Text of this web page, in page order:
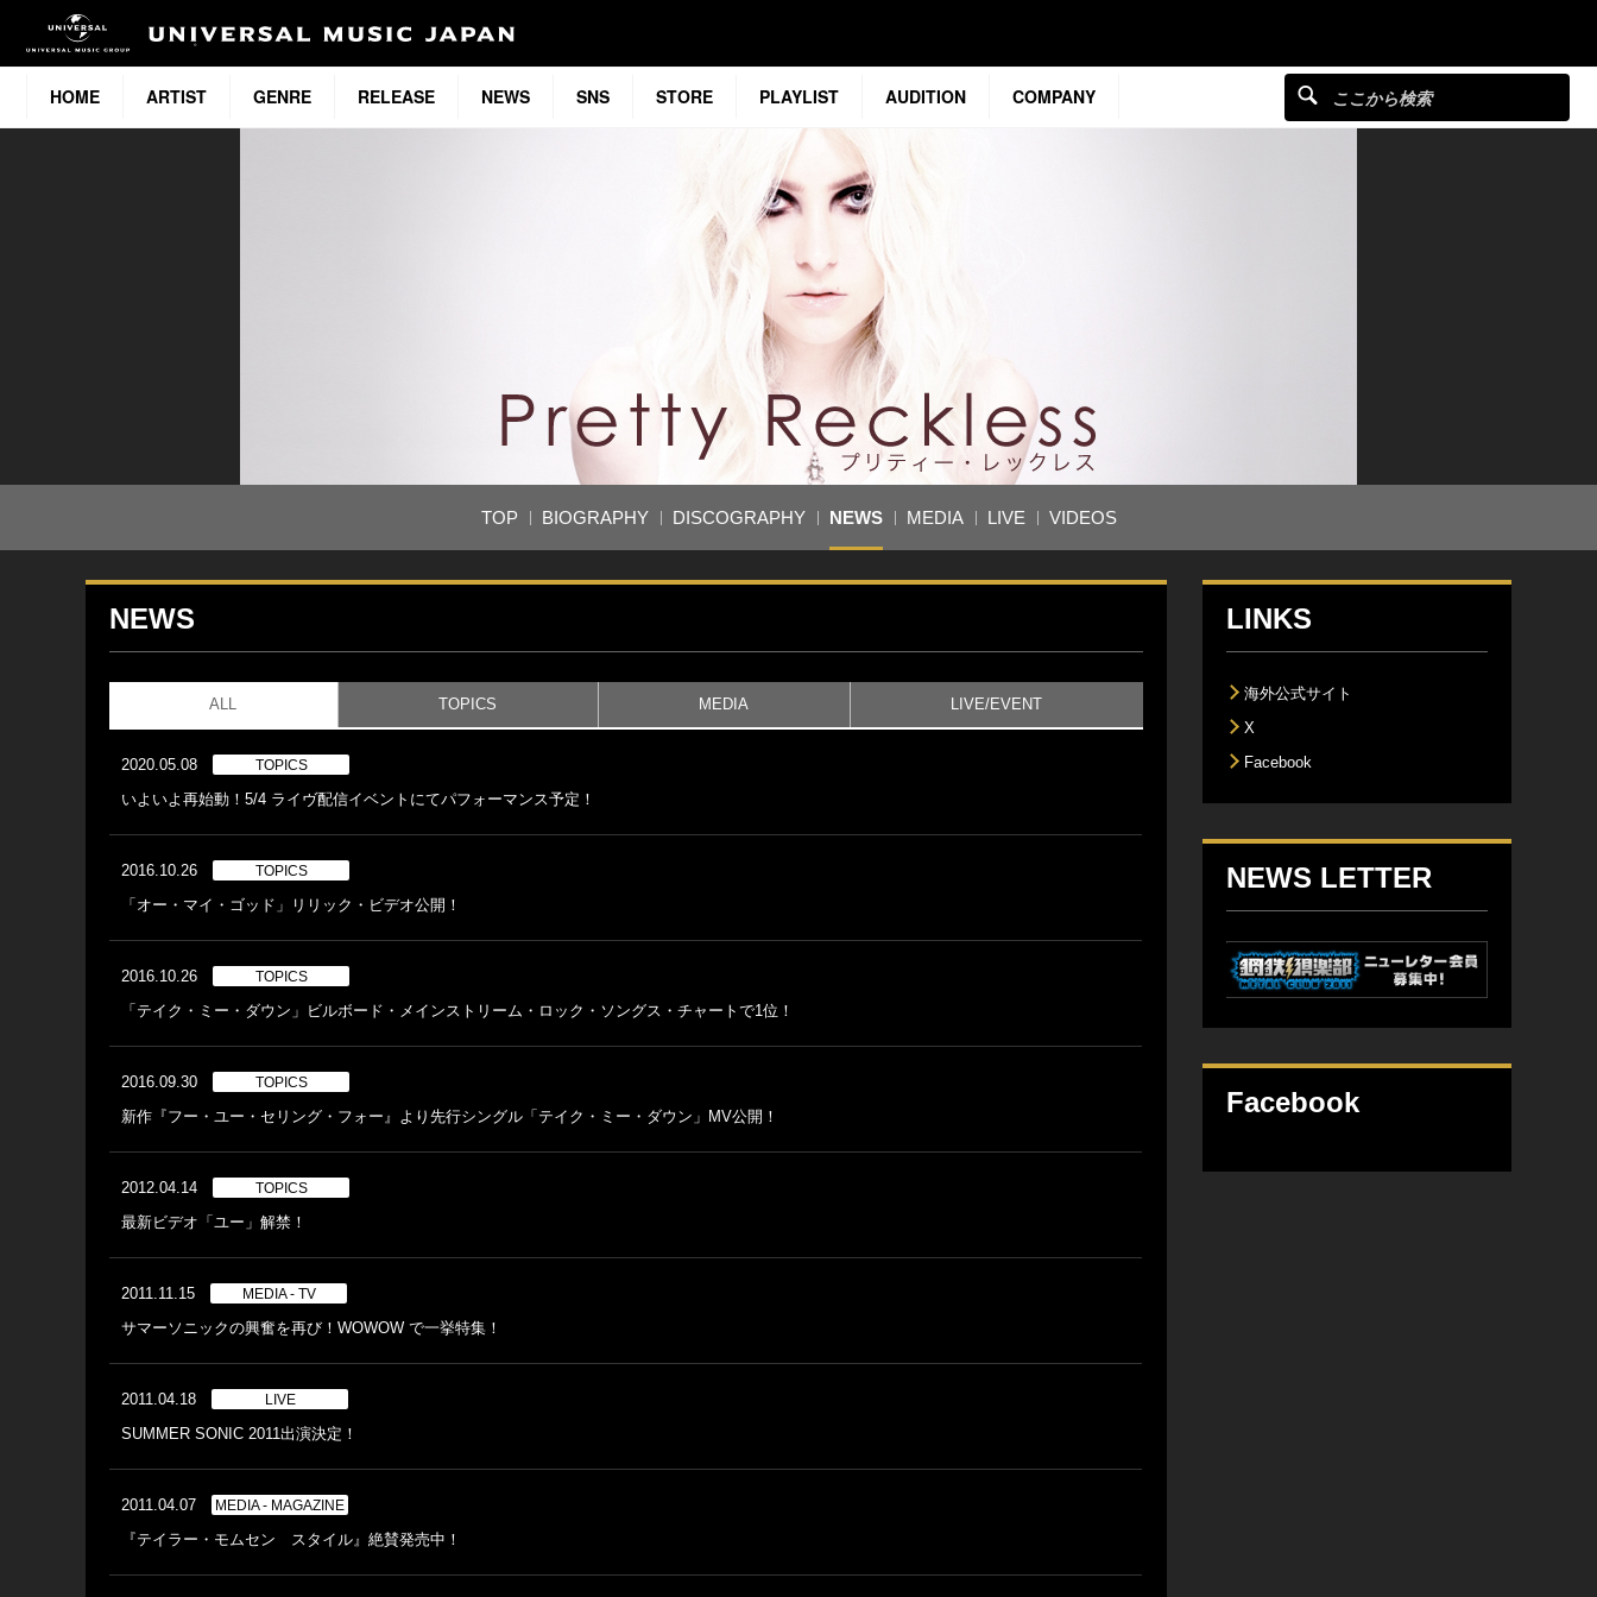
HOME ARTIST GENRE RELEASE NEWS SNS STORE PLAYLIST AUDITION COMPANY
TOP BIOGRAPHY DISCOGRAPHY NEWS MEDIA LIVE VIDEOS
NEWS
ALL TOPICS MEDIA LIVE/EVENT
2020.05.08 TOPICS
いよいよ再始動！5/4 ライヴ配信イベントにてパフォーマンス予定！
2016.10.26 TOPICS
「オー・マイ・ゴッド」リリック・ビデオ公開！
2016.10.26 TOPICS
「テイク・ミー・ダウン」ビルボード・メインストリーム・ロック・ソングス・チャートで1位！
2016.09.30 TOPICS
新作『フー・ユー・セリング・フォー』より先行シングル「テイク・ミー・ダウン」MV公開！
2012.04.14 TOPICS
最新ビデオ「ユー」解禁！
2011.11.15 MEDIA - TV
サマーソニックの興奮を再び！WOWOW で一挙特集！
2011.04.18 LIVE
SUMMER SONIC 2011出演決定！
2011.04.07 MEDIA - MAGAZINE
『テイラー・モムセン スタイル』絶賛発売中！
LINKS
海外公式サイト
X
Facebook
NEWS LETTER
Facebook